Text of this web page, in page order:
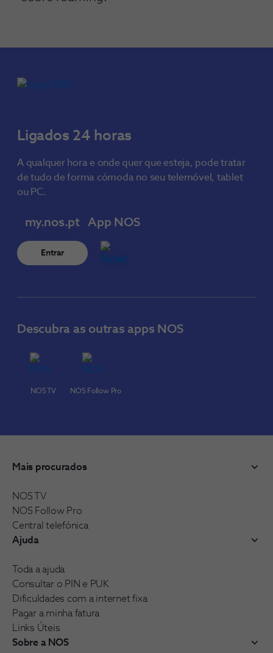
Ligados 24 horas
A qualquer hora e onde quer que esteja, pode tratar
de tudo de forma cómoda no seu telemóvel, tablet
ou PC.
my.nos.pt
Entrar
App NOS
Descubra as outras apps NOS
NOS TV NOS Follow Pro
Mais procurados
NOS TV
NOS Follow Pro
Central telefónica
Ajuda
Toda a ajuda
Consultar o PIN e PUK
Dificuldades com a internet fixa
Pagar a minha fatura
Links Úteis
Sobre a NOS